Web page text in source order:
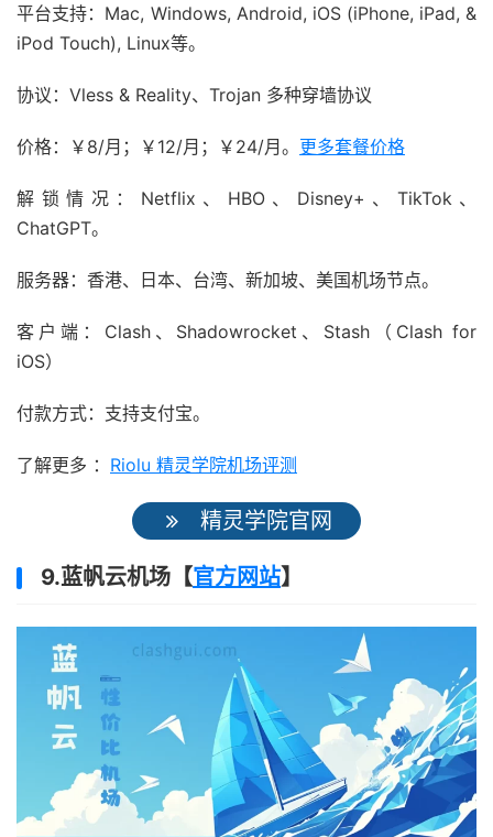
平台支持：Mac, Windows, Android, iOS (iPhone, iPad, &
iPod Touch), Linux等。
协议：Vless & Reality、Trojan 多种穿墙协议
价格：￥8/月；￥12/月；￥24/月。 更多套餐价格
解锁情况：Netflix、HBO、Disney+、TikTok、
ChatGPT。
服务器：香港、日本、台湾、新加坡、美国机场节点。
客户端：Clash、Shadowrocket、Stash（Clash for
iOS）
付款方式：支持支付宝。
了解更多 ： Riolu 精灵学院机场评测
精灵学院官网
9.蓝帆云机场【官方网站】